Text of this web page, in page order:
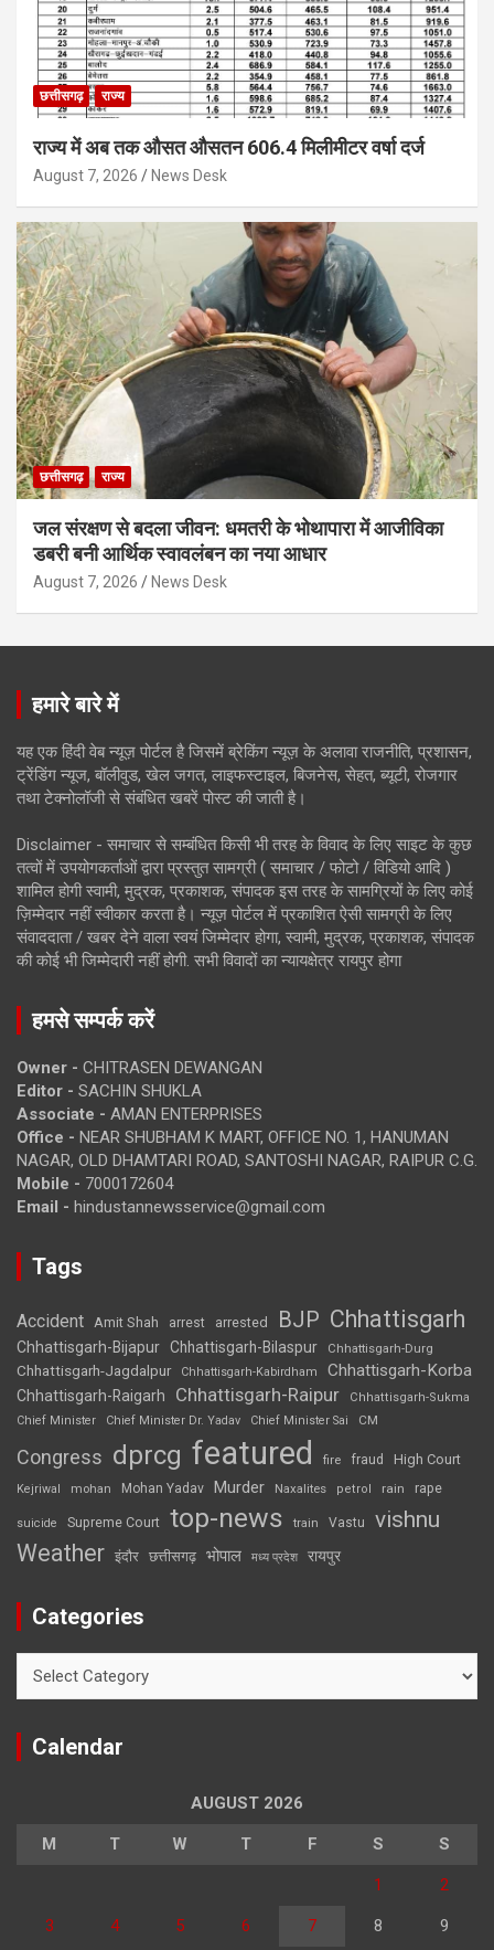
छत्तीसगढ़ राज्य
राज्य में अब तक औसत औसतन 606.4 मिलीमीटर वर्षा दर्ज
August 7, 2026 News Desk
छत्तीसगढ़ राज्य
जल संरक्षण से बदला जीवन: धमतरी के भोथापारा में आजीविका
डबरी बनी आर्थिक स्वावलंबन का नया आधार
August 7, 2026 News Desk
हमारे बारे में
यह एक हिंदी वेब न्यूज़ पोर्टल है जिसमें ब्रेकिंग न्यूज़ के अलावा राजनीति, प्रशासन,
ट्रेंडिंग न्यूज, बॉलीवुड, खेल जगत, लाइफस्टाइल, बिजनेस, सेहत, ब्यूटी, रोजगार
तथा टेक्नोलॉजी से संबंधित खबरें पोस्ट की जाती है।
Disclaimer - समाचार से सम्बंधित किसी भी तरह के विवाद के लिए साइट के कुछ
तत्वों में उपयोगकर्ताओं द्वारा प्रस्तुत सामग्री ( समाचार / फोटो / विडियो आदि )
शामिल होगी स्वामी, मुद्रक, प्रकाशक, संपादक इस तरह के सामग्रियों के लिए कोई
ज़िम्मेदार नहीं स्वीकार करता है। न्यूज़ पोर्टल में प्रकाशित ऐसी सामग्री के लिए
संवाददाता / खबर देने वाला स्वयं जिम्मेदार होगा, स्वामी, मुद्रक, प्रकाशक, संपादक
की कोई भी जिम्मेदारी नहीं होगी. सभी विवादों का न्यायक्षेत्र रायपुर होगा
हमसे सम्पर्क करें
Owner - CHITRASEN DEWANGAN
Editor - SACHIN SHUKLA
Associate - AMAN ENTERPRISES
Office - NEAR SHUBHAM K MART, OFFICE NO. 1, HANUMAN
NAGAR, OLD DHAMTARI ROAD, SANTOSHI NAGAR, RAIPUR C.G.
Mobile - 7000172604
Email - hindustannewsservice@gmail.com
Tags
Accident Amit Shah arrest arrested BJP Chhattisgarh
Chhattisgarh-Bijapur Chhattisgarh-Bilaspur Chhattisgarh-Durg
Chhattisgarh-Jagdalpur Chhattisgarh-Kabirdham Chhattisgarh-Korba
Chhattisgarh-Raigarh Chhattisgarh-Raipur
Chhattisgarh-Sukma
Chief Minister
Chief Minister Dr. Yadav Chief Minister Sai CM
Congress dprcg featured fire fraud High Court
Kejriwal mohan Mohan Yadav Murder Naxalites petrol rain rape
suicide Supreme Court top-news train Vastu vishnu
Weather इंदौर छत्तीसगढ़ भोपाल मध्य प्रदेश रायपुर
Categories
Calendar
AUGUST 2026
M T W T F S S
1 2
3 4 5 6 7 8 9